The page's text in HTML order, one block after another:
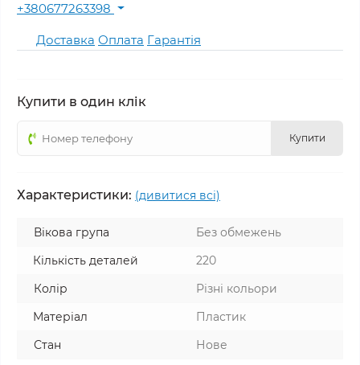
+380677263398
Доставка Оплата Гарантія
Купити в один клік
Купити
Характеристики: (дивитися всі)
Вікова група
Без обмежень
Кількість деталей
220
Колір
Різні кольори
Матеріал
Пластик
Стан
Нове